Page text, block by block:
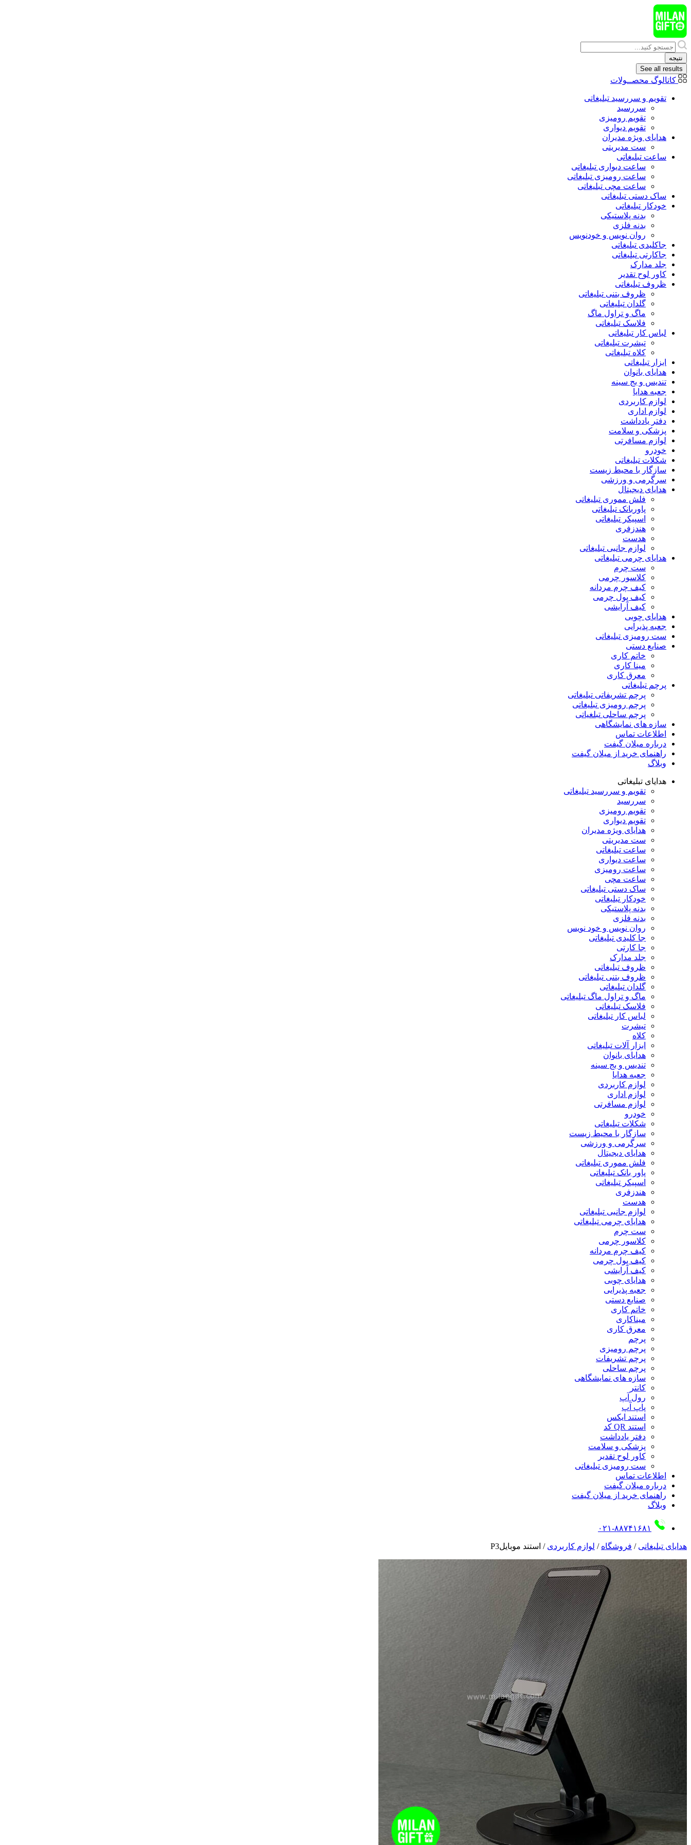
پرش
به
محتوا
Search
...
نتیجه
See all results
کاتالوگ محصــولات
تقویم و سررسید تبلیغاتی
سررسید
تقویم رومیزی
تقویم دیواری
هدایای ويژه مدیران
ست مدیریتی
ساعت تبلیغاتی
ساعت دیواری تبلیغاتی
ساعت رومیزی تبلیغاتی
ساعت مچی تبلیغاتی
ساک دستی تبلیغاتی
خودکار تبلیغاتی
بدنه پلاستیکی
بدنه فلزی
روان نویس و خودنویس
جاکلیدی تبلیغاتی
جاکارتی تبلیغاتی
جلد مدارک
کاور لوح تقدیر
ظروف تبلیغاتی
ظروف بتنی تبلیغاتی
گلدان تبلیغاتی
ماگ و تراول ماگ
فلاسک تبلیغاتی
لباس کار تبلیغاتی
تیشرت تبلیغاتی
کلاه تبلیغاتی
ابزار تبلیغاتی
هدایای بانوان
تندیس و بج سینه
جعبه هدایا
لوازم کاربردی
لوازم اداری
دفتر یادداشت
پزشکی و سلامت
لوازم مسافرتی
خودرو
شکلات تبلیغاتی
سازگار با محیط زیست
سرگرمی و ورزشی
هدایای دیجیتال
فلش مموری تبلیغاتی
پاوربانک تبلیغاتی
اسپیکر تبلیغاتی
هندزفری
هدست
لوازم جانبی تبلیغاتی
هدایای چرمی تبلیغاتی
ست چرم
کلاسور چرمی
کیف چرم مردانه
کیف پول چرمی
کیف آرایشی
هدایای چوبی
جعبه پذیرایی
ست رومیزی تبلیغاتی
صنایع دستی
خاتم کاری
مینا کاری
معرق کاری
پرچم تبلیغاتی
پرچم تشریفاتی تبلیغاتی
پرچم رومیزی تبلیغاتی
پرچم ساحلی تبلغیاتی
سازه های نمایشگاهی
اطلاعات تماس
درباره میلان گیفت
راهنمای خرید از میلان گیفت
وبلاگ
هدایای تبلیغاتی
تقویم و سررسید تبلیغاتی
سررسید
تقویم رومیزی
تقویم دیواری
هدایای ویژه مدیران
ست مدیریتی
ساعت تبلیغاتی
ساعت دیواری
ساعت رومیزی
ساعت مچی
ساک دستی تبلیغاتی
خودکار تبلیغاتی
بدنه پلاستیکی
بدنه فلزی
روان نویس و خود نویس
جا کلیدی تبلیغاتی
جا کارتی
جلد مدارک
ظروف تبلیغاتی
ظروف بتنی تبلیغاتی
گلدان تبلیغاتی
ماگ و تراول ماگ تبلیغاتی
فلاسک تبلیغاتی
لباس کار تبلیغاتی
تیشرت
کلاه
ابزار آلات تبلیغاتی
هدایای بانوان
تندیس و بج سینه
جعبه هدایا
لوازم کاربردی
لوازم اداری
لوازم مسافرتی
خودرو
شکلات تبلیغاتی
سازگار با محیط زیست
سرگرمی و ورزشی
هدایای دیجیتال
فلش مموری تبلیغاتی
پاور بانک تبلیغاتی
اسپیکر تبلیغاتی
هندزفری
هدست
لوازم جانبی تبلیغاتی
هدایای چرمی تبلیغاتی
ست چرم
کلاسور چرمی
کیف چرم مردانه
کیف پول چرمی
کیف آرایشی
هدایای چوبی
جعبه پذیرایی
صنایع دستی
خاتم کاری
میناکاری
معرق کاری
پرچم
پرچم رومیزی
پرچم تشریفات
پرچم ساحلی
سازه های نمایشگاهی
کانتر
رول آپ
پاپ آپ
استند ایکس
استند QR کد
دفتر یادداشت
پزشکی و سلامت
کاور لوح تقدیر
ست رومیزی تبلیغاتی
اطلاعات تماس
درباره میلان گیفت
راهنمای خرید از میلان گیفت
وبلاگ
۰۲۱-۸۸۷۴۱۶۸۱
هدایای تبلیغاتی / فروشگاه / لوازم کاربردی / استند موبایلP3